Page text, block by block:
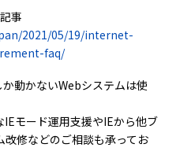
事
2021/05/19/internet-
faq/
動かないWebシステムは使
モード運用支援やIEから他ブ
修などのご相談も承ってお